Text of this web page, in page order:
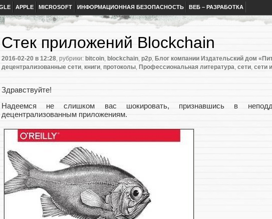
APPLE MICROSOFT ИНФОРМАЦИОННАЯ БЕЗОПАСНОСТЬ ВЕБ – РАЗРАБОТКА
Стек приложений Blockchain
2016-02-20 в 12:28, рубрики: bitcoin, blockchain, p2p, Блог компании Издательский дом
децентрализованные сети, книги, протоколы, Профессиональная литература, сети, сети
Здравствуйте!
Надеемся не слишком вас шокировать, признавшись в
децентрализованным приложениям.